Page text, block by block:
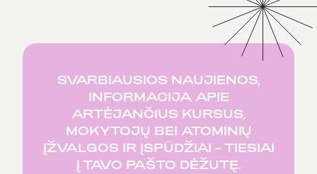
SVARBIAUSIOS NAUJIENOS,
INFORMACIJA APIE
ARTĖJANČIUS KURSUS,
MOKYTOJŲ BEI ATOMINIŲ
ĮŽVALGOS IR ĮSPŪDŽIAI – TIESIAI
Į TAVO PAŠTO DĖŽUTĘ.